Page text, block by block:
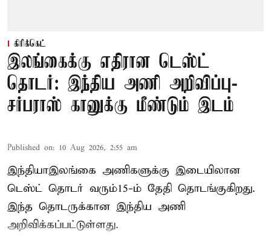
கிரிக்கெட்
இலங்கைக்கு எதிரான டெஸ்ட்
தொடர்: இந்திய அணி அறிவிப்பு-
சர்பராஸ் கானுக்கு மீண்டும் இடம்
Published on: 10 Aug 2026, 2:55 am
இந்தியா–இலங்கை அணிகளுக்கு இடையிலான
டெஸ்ட் தொடர் வரும்15-ம் தேதி தொடங்குகிறது.
இந்த தொடருக்கான இந்திய அணி
அறிவிக்கப்பட்டுள்ளது.